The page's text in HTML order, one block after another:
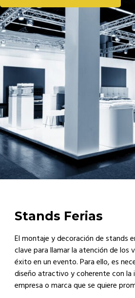
Stands Ferias
El montaje y decoración de stands
clave para llamar la atención de los
éxito en un evento. Para ello, es
diseño atractivo y coherente con la
empresa o marca que se quiere